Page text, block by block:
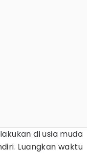
di usia muda
Luangkan waktu